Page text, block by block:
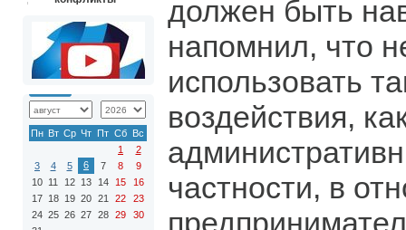
Пн Вт Ср Чт Пт Сб Вс
1
2
3
4 5 6 7 8
9
10 11 12 13 14 15
16
17 18 19 20 21 22
23
24 25 26 27 28 29
30
должен быть
напомнил, что
использовать
воздействия,
частности, в